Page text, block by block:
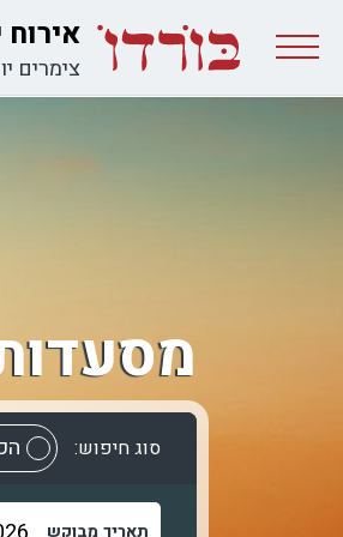
צימרים
סוג חיפוש:
תאריך מבוקש